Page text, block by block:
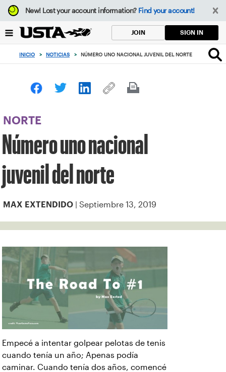
Enfoque
desde
botón
volver
principio
New!Lost your account information? Find your account!
JOIN SIGN IN
INICIO > NOTICIAS > NÚMERO UNO NACIONAL JUVENIL DEL NORTE
NORTE
Número uno nacional
juvenil del norte
MAX EXTENDIDO | Septiembre 13, 2019
Empecé a intentar golpear pelotas de tenis
cuando tenía un año; Apenas podía
caminar. Cuando tenía dos años, comencé